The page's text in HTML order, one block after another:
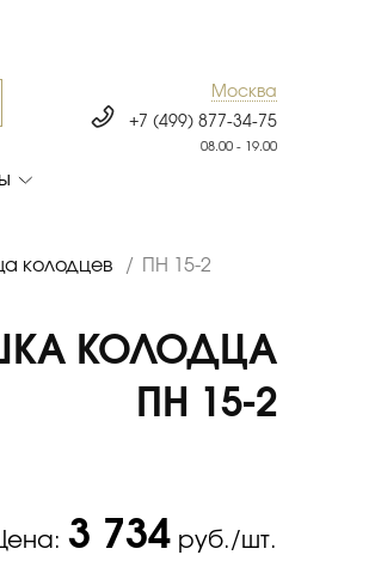
Москва
+7 (499) 877-34-75
08.00 - 19.00
колодцев / ПН 15-2
КОЛОДЦА
ПН 15-2
3 734 руб./шт.